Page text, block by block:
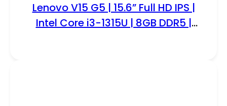
Lenovo V15 G5 | 15.6” Full HD IPS |
Intel Core i3-1315U | 8GB DDR5 |